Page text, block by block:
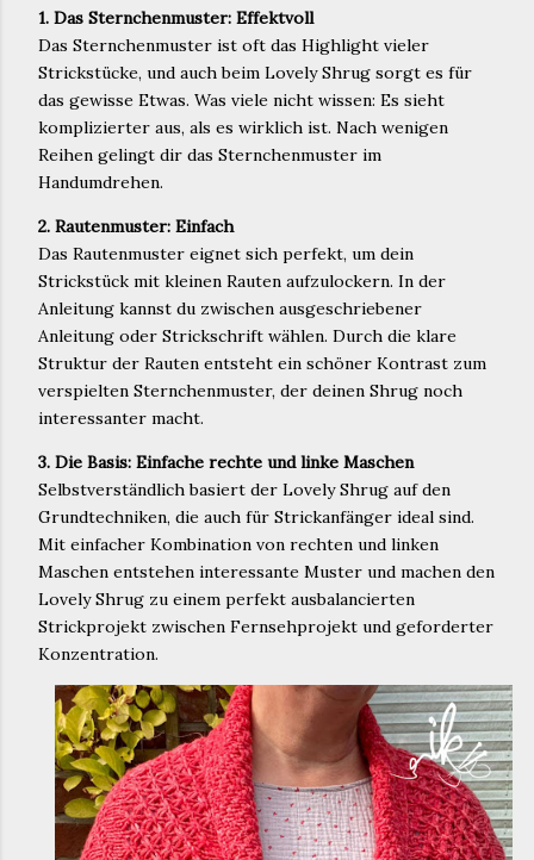
1. Das Sternchenmuster: Effektvoll
Das Sternchenmuster ist oft das Highlight vieler
Strickstücke, und auch beim Lovely Shrug sorgt es für
das gewisse Etwas. Was viele nicht wissen: Es sieht
komplizierter aus, als es wirklich ist. Nach wenigen
Reihen gelingt dir das Sternchenmuster im
Handumdrehen.
2. Rautenmuster: Einfach
Das Rautenmuster eignet sich perfekt, um dein
Strickstück mit kleinen Rauten aufzulockern. In der
Anleitung kannst du zwischen ausgeschriebener
Anleitung oder Strickschrift wählen. Durch die klare
Struktur der Rauten entsteht ein schöner Kontrast zum
verspielten Sternchenmuster, der deinen Shrug noch
interessanter macht.
3. Die Basis: Einfache rechte und linke Maschen
Selbstverständlich basiert der Lovely Shrug auf den
Grundtechniken, die auch für Strickanfänger ideal sind.
Mit einfacher Kombination von rechten und linken
Maschen entstehen interessante Muster und machen den
Lovely Shrug zu einem perfekt ausbalancierten
Strickprojekt zwischen Fernsehprojekt und geforderter
Konzentration.